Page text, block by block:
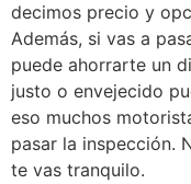
decimos precio y
Además, si vas a
puede ahorrarte un
justo o envejecido
eso muchos
pasar la inspección.
te vas tranquilo.